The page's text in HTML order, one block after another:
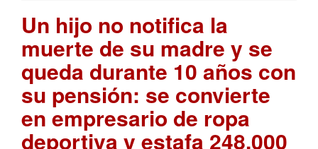
Un hijo no notifica la
muerte de su madre y se
queda durante 10 años con
su pensión: se convierte
en empresario de ropa
deportiva y estafa 248.000